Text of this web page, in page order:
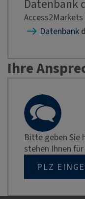
Datenbank
Datenbank
Ihre
Bitte geben Sie
stehen Ihnen
PLZ